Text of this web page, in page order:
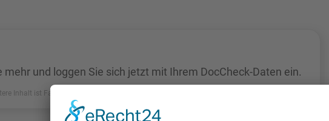
mehr und loggen Sie sich jetzt mit Ihrem DocCheck-Daten ein.
Inhalt ist Fachkreisen vorbehalten. Bitte authentifizieren Sie sich mittels DocCheck.